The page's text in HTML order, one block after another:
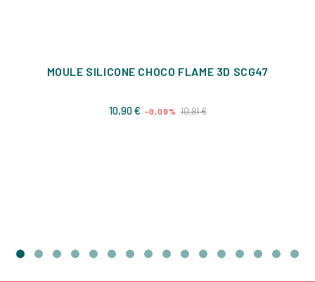
MOULE SILICONE CHOCO FLAME 3D SCG47
10,90 € Prix
-0,09% 10,91 €Prix